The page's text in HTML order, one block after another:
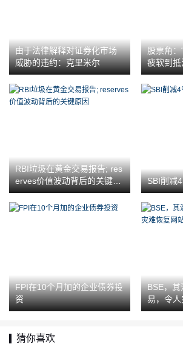
由于法律解释对证券化市场
威胁的违约：克里米尔
股票角：
疲软到
RBI垃圾在黄金交易报告; res
erves价值波动背后的关键原
因
SBI削减
FPI在10个月加的企业债券投
资
BSE，其
易，令
营
猜你喜欢